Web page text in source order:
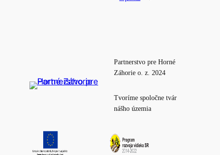
Partnerstvo pre Horné
Záhorie o. z. 2024
Tvoríme spoločne tvár
nášho územia